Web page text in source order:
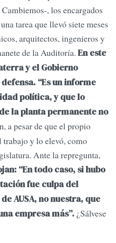
, los encargados
tarea que llevó siete meses
arquitectos, ingenieros y
de la Auditoría. En este
y el Gobierno
“Es un informe
política, y que lo
la planta permanente no
a pesar de que el propio
y lo elevó, como
Ante la repregunta,
“En todo caso, si hubo
fue culpa del
AUSA, no nuestra, que
empresa más”. ¿Sálvese